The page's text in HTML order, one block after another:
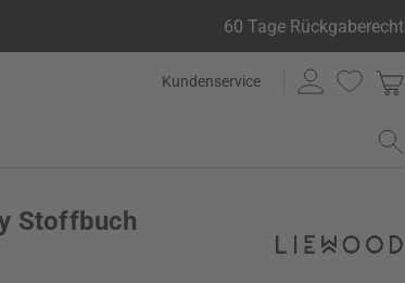
60 Tage Rückgaberecht
Kundenservice
Stoffbuch